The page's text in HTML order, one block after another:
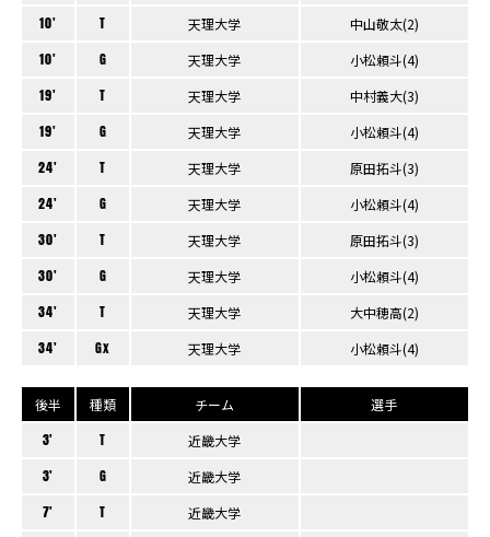
10' T 天理大学 中山敬太(2)
10' G 天理大学 小松頼斗(4)
19' T 天理大学 中村義大(3)
19' G 天理大学 小松頼斗(4)
24' T 天理大学 原田拓斗(3)
24' G 天理大学 小松頼斗(4)
30' T 天理大学 原田拓斗(3)
30' G 天理大学 小松頼斗(4)
34' T 天理大学 大中穂高(2)
34' Gx 天理大学 小松頼斗(4)
後半 種類 チーム 選手
3' T 近畿大学
3' G 近畿大学
7' T 近畿大学